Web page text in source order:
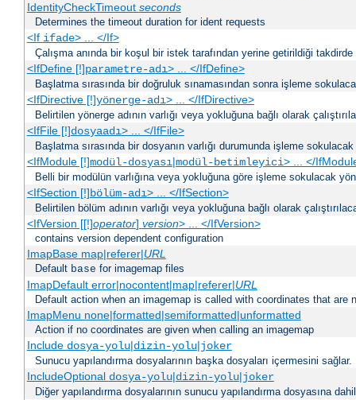
IdentityCheckTimeout seconds
Determines the timeout duration for ident requests
<If ifade> ... </If>
Çalışma anında bir koşul bir istek tarafından yerine getirildiği takdirde
<IfDefine [!]parametre-adı> ... </IfDefine>
Başlatma sırasında bir doğruluk sınamasından sonra işleme
<IfDirective [!]yönerge-adı> ... </IfDirective>
Belirtilen yönerge adının varlığı veya yokluğuna bağlı olarak
<IfFile [!]dosyaadı> ... </IfFile>
Başlatma sırasında bir dosyanın varlığı durumunda işleme
<IfModule [!]modül-dosyası|modül-betimleyici> ... </
Belli bir modülün varlığına veya yokluğuna göre işleme sokulacak
<IfSection [!]bölüm-adı> ... </IfSection>
Belirtilen bölüm adının varlığı veya yokluğuna bağlı olarak
<IfVersion [[!]operator] version> ... </IfVersion>
contains version dependent configuration
ImapBase map|referer|URL
Default base for imagemap files
ImapDefault error|nocontent|map|referer|URL
Default action when an imagemap is called with coordinates that are
ImapMenu none|formatted|semiformatted|unformatted
Action if no coordinates are given when calling an imagemap
Include dosya-yolu|dizin-yolu|joker
Sunucu yapılandırma dosyalarının başka dosyaları içermesini sağlar.
IncludeOptional dosya-yolu|dizin-yolu|joker
Diğer yapılandırma dosyalarının sunucu yapılandırma dosyasına